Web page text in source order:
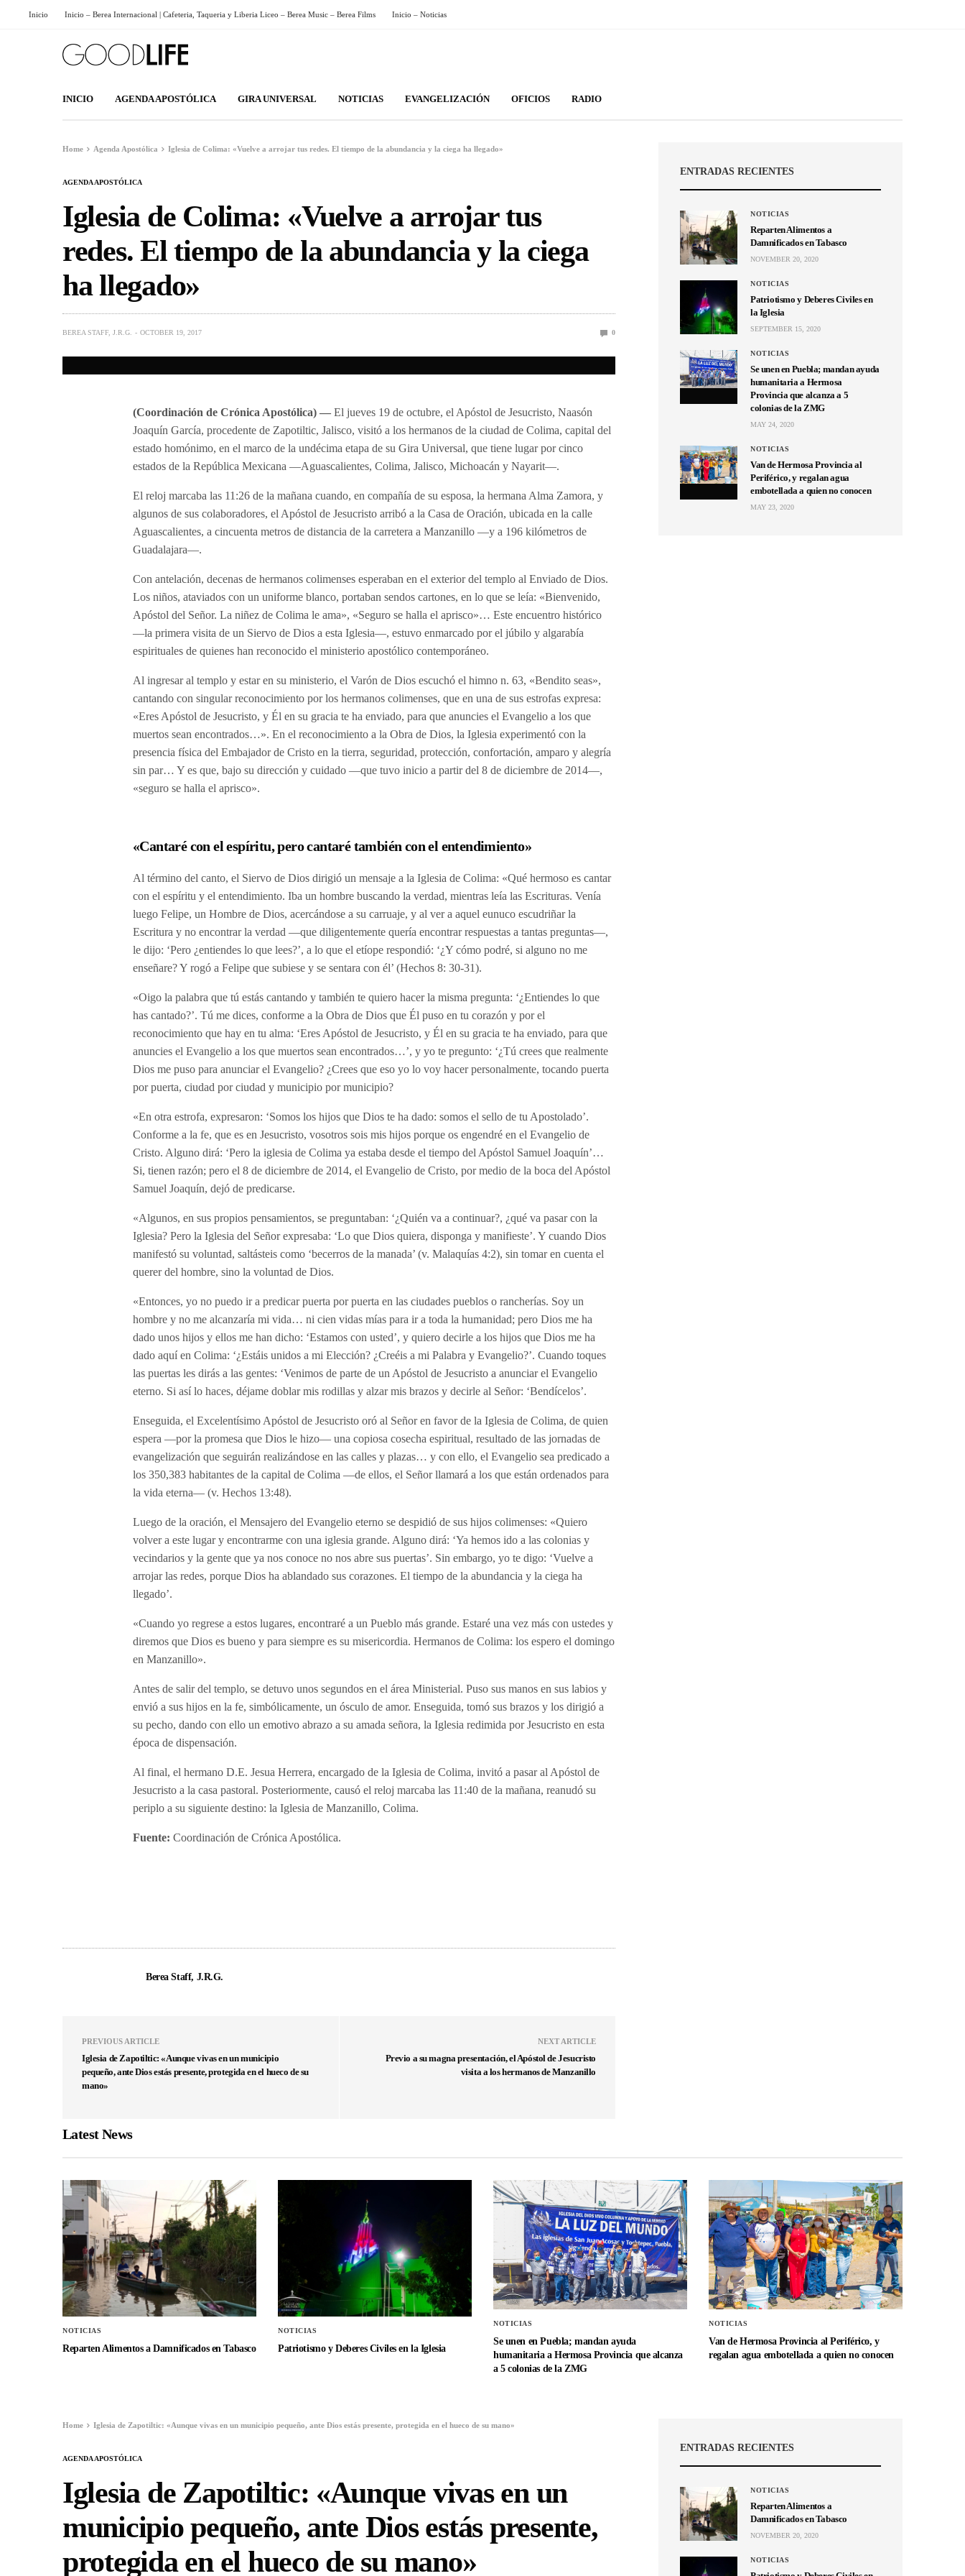
Inicio Inicio – Berea Internacional | Cafeteria, Taqueria y Liberia Liceo – Berea Music – Berea Films Inicio – Noticias
INICIO AGENDA APOSTÓLICA GIRA UNIVERSAL NOTICIAS EVANGELIZACIÓN OFICIOS RADIO
Home Agenda Apostólica Iglesia de Colima: «Vuelve a arrojar tus redes. El tiempo de la abundancia y la ciega ha llegado»
AGENDA APOSTÓLICA
Iglesia de Colima: «Vuelve a arrojar tus
redes. El tiempo de la abundancia y la ciega
ha llegado»
BEREA STAFF, J.R.G. OCTOBER 19, 2017 0
(Coordinación de Crónica Apostólica) — El jueves 19 de octubre, el Apóstol de Jesucristo, Naasón
Joaquín García, procedente de Zapotiltic, Jalisco, visitó a los hermanos de la ciudad de Colima, capital del
estado homónimo, en el marco de la undécima etapa de su Gira Universal, que tiene lugar por cinco
estados de la República Mexicana —Aguascalientes, Colima, Jalisco, Michoacán y Nayarit—.
El reloj marcaba las 11:26 de la mañana cuando, en compañía de su esposa, la hermana Alma Zamora, y
algunos de sus colaboradores, el Apóstol de Jesucristo arribó a la Casa de Oración, ubicada en la calle
Aguascalientes, a cincuenta metros de distancia de la carretera a Manzanillo —y a 196 kilómetros de
Guadalajara—.
Con antelación, decenas de hermanos colimenses esperaban en el exterior del templo al Enviado de Dios.
Los niños, ataviados con un uniforme blanco, portaban sendos cartones, en lo que se leía: «Bienvenido,
Apóstol del Señor. La niñez de Colima le ama», «Seguro se halla el aprisco»… Este encuentro histórico
—la primera visita de un Siervo de Dios a esta Iglesia—, estuvo enmarcado por el júbilo y algarabía
espirituales de quienes han reconocido el ministerio apostólico contemporáneo.
Al ingresar al templo y estar en su ministerio, el Varón de Dios escuchó el himno n. 63, «Bendito seas»,
cantando con singular reconocimiento por los hermanos colimenses, que en una de sus estrofas expresa:
«Eres Apóstol de Jesucristo, y Él en su gracia te ha enviado, para que anuncies el Evangelio a los que
muertos sean encontrados…». En el reconocimiento a la Obra de Dios, la Iglesia experimentó con la
presencia física del Embajador de Cristo en la tierra, seguridad, protección, confortación, amparo y alegría
sin par… Y es que, bajo su dirección y cuidado —que tuvo inicio a partir del 8 de diciembre de 2014—,
«seguro se halla el aprisco».
«Cantaré con el espíritu, pero cantaré también con el entendimiento»
Al término del canto, el Siervo de Dios dirigió un mensaje a la Iglesia de Colima: «Qué hermoso es cantar
con el espíritu y el entendimiento. Iba un hombre buscando la verdad, mientras leía las Escrituras. Venía
luego Felipe, un Hombre de Dios, acercándose a su carruaje, y al ver a aquel eunuco escudriñar la
Escritura y no encontrar la verdad —que diligentemente quería encontrar respuestas a tantas preguntas—,
le dijo: ‘Pero ¿entiendes lo que lees?’, a lo que el etíope respondió: ‘¿Y cómo podré, si alguno no me
enseñare? Y rogó a Felipe que subiese y se sentara con él’ (Hechos 8: 30-31).
«Oigo la palabra que tú estás cantando y también te quiero hacer la misma pregunta: ‘¿Entiendes lo que
has cantado?’. Tú me dices, conforme a la Obra de Dios que Él puso en tu corazón y por el
reconocimiento que hay en tu alma: ‘Eres Apóstol de Jesucristo, y Él en su gracia te ha enviado, para que
anuncies el Evangelio a los que muertos sean encontrados…’, y yo te pregunto: ‘¿Tú crees que realmente
Dios me puso para anunciar el Evangelio? ¿Crees que eso yo lo voy hacer personalmente, tocando puerta
por puerta, ciudad por ciudad y municipio por municipio?
«En otra estrofa, expresaron: ‘Somos los hijos que Dios te ha dado: somos el sello de tu Apostolado’.
Conforme a la fe, que es en Jesucristo, vosotros sois mis hijos porque os engendré en el Evangelio de
Cristo. Alguno dirá: ‘Pero la iglesia de Colima ya estaba desde el tiempo del Apóstol Samuel Joaquín’…
Si, tienen razón; pero el 8 de diciembre de 2014, el Evangelio de Cristo, por medio de la boca del Apóstol
Samuel Joaquín, dejó de predicarse.
«Algunos, en sus propios pensamientos, se preguntaban: ‘¿Quién va a continuar?, ¿qué va pasar con la
Iglesia? Pero la Iglesia del Señor expresaba: ‘Lo que Dios quiera, disponga y manifieste’. Y cuando Dios
manifestó su voluntad, saltásteis como ‘becerros de la manada’ (v. Malaquías 4:2), sin tomar en cuenta el
querer del hombre, sino la voluntad de Dios.
«Entonces, yo no puedo ir a predicar puerta por puerta en las ciudades pueblos o rancherías. Soy un
hombre y no me alcanzaría mi vida… ni cien vidas mías para ir a toda la humanidad; pero Dios me ha
dado unos hijos y ellos me han dicho: ‘Estamos con usted’, y quiero decirle a los hijos que Dios me ha
dado aquí en Colima: ‘¿Estáis unidos a mi Elección? ¿Creéis a mi Palabra y Evangelio?’. Cuando toques
las puertas les dirás a las gentes: ‘Venimos de parte de un Apóstol de Jesucristo a anunciar el Evangelio
eterno. Si así lo haces, déjame doblar mis rodillas y alzar mis brazos y decirle al Señor: ‘Bendícelos’.
Enseguida, el Excelentísimo Apóstol de Jesucristo oró al Señor en favor de la Iglesia de Colima, de quien
espera —por la promesa que Dios le hizo— una copiosa cosecha espiritual, resultado de las jornadas de
evangelización que seguirán realizándose en las calles y plazas… y con ello, el Evangelio sea predicado a
los 350,383 habitantes de la capital de Colima —de ellos, el Señor llamará a los que están ordenados para
la vida eterna— (v. Hechos 13:48).
Luego de la oración, el Mensajero del Evangelio eterno se despidió de sus hijos colimenses: «Quiero
volver a este lugar y encontrarme con una iglesia grande. Alguno dirá: ‘Ya hemos ido a las colonias y
vecindarios y la gente que ya nos conoce no nos abre sus puertas’. Sin embargo, yo te digo: ‘Vuelve a
arrojar las redes, porque Dios ha ablandado sus corazones. El tiempo de la abundancia y la ciega ha
llegado’.
«Cuando yo regrese a estos lugares, encontraré a un Pueblo más grande. Estaré una vez más con ustedes y
diremos que Dios es bueno y para siempre es su misericordia. Hermanos de Colima: los espero el domingo
en Manzanillo».
Antes de salir del templo, se detuvo unos segundos en el área Ministerial. Puso sus manos en sus labios y
envió a sus hijos en la fe, simbólicamente, un ósculo de amor. Enseguida, tomó sus brazos y los dirigió a
su pecho, dando con ello un emotivo abrazo a su amada señora, la Iglesia redimida por Jesucristo en esta
época de dispensación.
Al final, el hermano D.E. Jesua Herrera, encargado de la Iglesia de Colima, invitó a pasar al Apóstol de
Jesucristo a la casa pastoral. Posteriormente, causó el reloj marcaba las 11:40 de la mañana, reanudó su
periplo a su siguiente destino: la Iglesia de Manzanillo, Colima.
Fuente:Coordinación de Crónica Apostólica.
Berea Staff, J.R.G.
PREVIOUS ARTICLE
Iglesia de Zapotiltic: «Aunque vivas en un municipio
pequeño, ante Dios estás presente, protegida en el hueco de su
mano»
NEXT ARTICLE
Previo a su magna presentación, el Apóstol de Jesucristo
visita a los hermanos de Manzanillo
ENTRADAS RECIENTES
NOTICIAS
Reparten Alimentos a
Damnificados en Tabasco
NOVEMBER 20, 2020
NOTICIAS
Patriotismo y Deberes Civiles en
la Iglesia
SEPTEMBER 15, 2020
NOTICIAS
Se unen en Puebla; mandan ayuda
humanitaria a Hermosa
Provincia que alcanza a 5
colonias de la ZMG
MAY 24, 2020
NOTICIAS
Van de Hermosa Provincia al
Periférico, y regalan agua
embotellada a quien no conocen
MAY 23, 2020
Latest News
NOTICIAS
Reparten Alimentos a Damnificados en Tabasco
NOTICIAS
Patriotismo y Deberes Civiles en la Iglesia
NOTICIAS
Se unen en Puebla; mandan ayuda
humanitaria a Hermosa Provincia que alcanza
a 5 colonias de la ZMG
NOTICIAS
Van de Hermosa Provincia al Periférico, y
regalan agua embotellada a quien no conocen
Home Iglesia de Zapotiltic: «Aunque vivas en un municipio pequeño, ante Dios estás presente, protegida en el hueco de su mano»
AGENDA APOSTÓLICA
Iglesia de Zapotiltic: «Aunque vivas en un
municipio pequeño, ante Dios estás presente,
protegida en el hueco de su mano»
ENTRADAS RECIENTES
NOTICIAS
Reparten Alimentos a
Damnificados en Tabasco
NOVEMBER 20, 2020
NOTICIAS